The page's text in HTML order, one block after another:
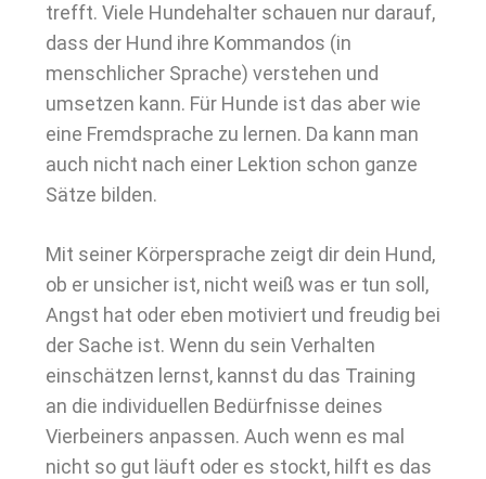
trefft. Viele Hundehalter schauen nur darauf,
dass der Hund ihre Kommandos (in
menschlicher Sprache) verstehen und
umsetzen kann. Für Hunde ist das aber wie
eine Fremdsprache zu lernen. Da kann man
auch nicht nach einer Lektion schon ganze
Sätze bilden.
Mit seiner Körpersprache zeigt dir dein Hund,
ob er unsicher ist, nicht weiß was er tun soll,
Angst hat oder eben motiviert und freudig bei
der Sache ist. Wenn du sein Verhalten
einschätzen lernst, kannst du das Training
an die individuellen Bedürfnisse deines
Vierbeiners anpassen. Auch wenn es mal
nicht so gut läuft oder es stockt, hilft es das